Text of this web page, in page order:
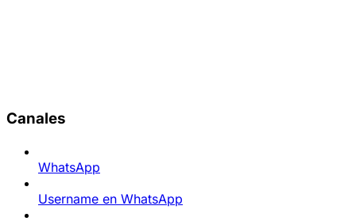
Canales
WhatsApp
Username en WhatsApp